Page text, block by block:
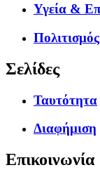
Υγεία &
Πολιτισμός
Σελίδες
Ταυτότητα
Διαφήμιση
Επικοινωνία